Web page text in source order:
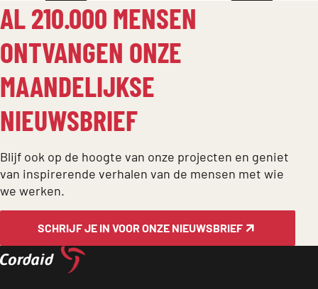
AL 210.000 MENSEN
ONTVANGEN ONZE
MAANDELIJKSE
NIEUWSBRIEF
Blijf ook op de hoogte van onze projecten en geniet
van inspirerende verhalen van de mensen met wie
we werken.
SCHRIJF JE IN VOOR ONZE NIEUWSBRIEF